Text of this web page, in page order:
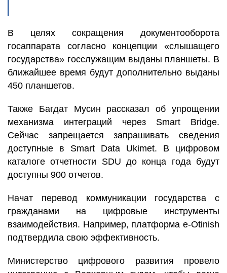
В целях сокращения документооборота
госаппарата согласно концепции «слышащего
государства» госслужащим выданы планшеты. В
ближайшее время будут дополнительно выданы
450 планшетов.
Также Багдат Мусин рассказал об упрощении
механизма интеграций через Smart Bridge.
Сейчас запрещается запрашивать сведения
доступные в Smart Data Ukimet. В цифровом
каталоге отчетности SDU до конца года будут
доступны 900 отчетов.
Начат перевод коммуникации государства с
гражданами на цифровые инструменты
взаимодействия. Например, платформа e-Otinish
подтвердила свою эффективность.
Министерство цифрового развития провело